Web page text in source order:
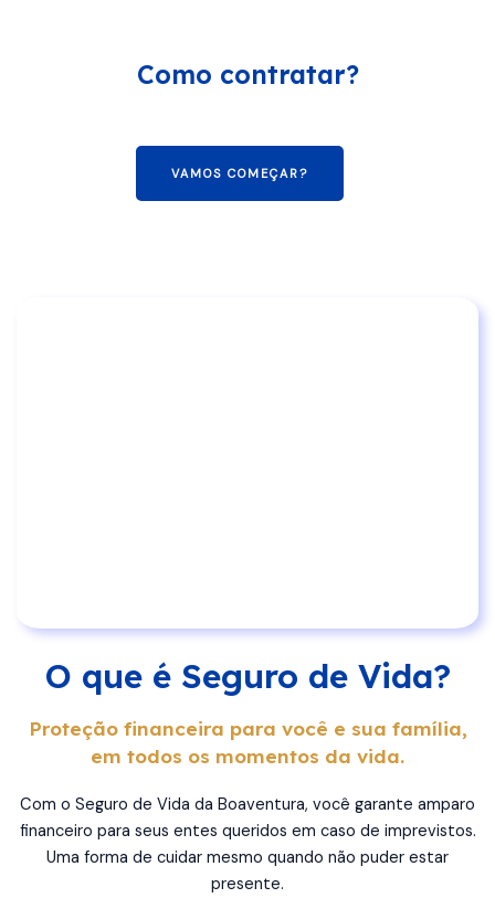
Como contratar?
VAMOS COMEÇAR?
O que é Seguro de Vida?
Proteção financeira para você e sua família,
em todos os momentos da vida.
Com o Seguro de Vida da Boaventura, você garante amparo
financeiro para seus entes queridos em caso de imprevistos.
Uma forma de cuidar mesmo quando não puder estar
presente.